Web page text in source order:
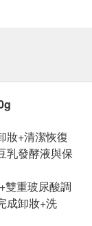
妝+清潔恢復
乳發酵液與保
雙重玻尿酸調
成卸妝+洗